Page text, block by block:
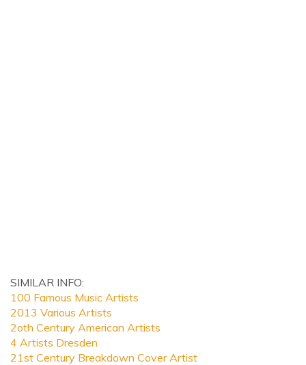
SIMILAR INFO:
100 Famous Music Artists
2013 Various Artists
2oth Century American Artists
4 Artists Dresden
21st Century Breakdown Cover Artist